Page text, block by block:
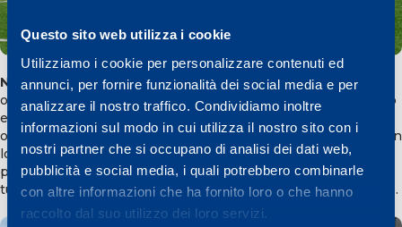
Questo sito web utilizza i cookie
Utilizziamo i cookie per personalizzare contenuti ed
annunci, per fornire funzionalità dei social media e per
analizzare il nostro traffico. Condividiamo inoltre
informazioni sul modo in cui utilizza il nostro sito con i
nostri partner che si occupano di analisi dei dati web,
pubblicità e social media, i quali potrebbero combinarle
con altre informazioni che ha fornito loro o che hanno
raccolto dal suo utilizzo dei loro servizi.
Nella seconda giornata, venerdì 28 Maggio dalle ore 17 alle
ore 19, il Mapei Football Center ospiterà un Open Day
aperto
esclusivamente alle
organizzate attività ludico-sportive, giochi e brevi esercizi con
lo scopo di dare la possibilità alle ragazze di misurare le
proprie abilità e promuovere il gioco del calcio, inoltre per
tutte le partecipanti è previsto un gadget del Sassuolo Calcio.